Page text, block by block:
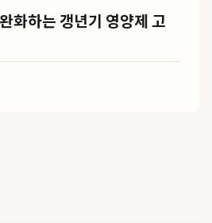
화하는 갱년기 영양제 고